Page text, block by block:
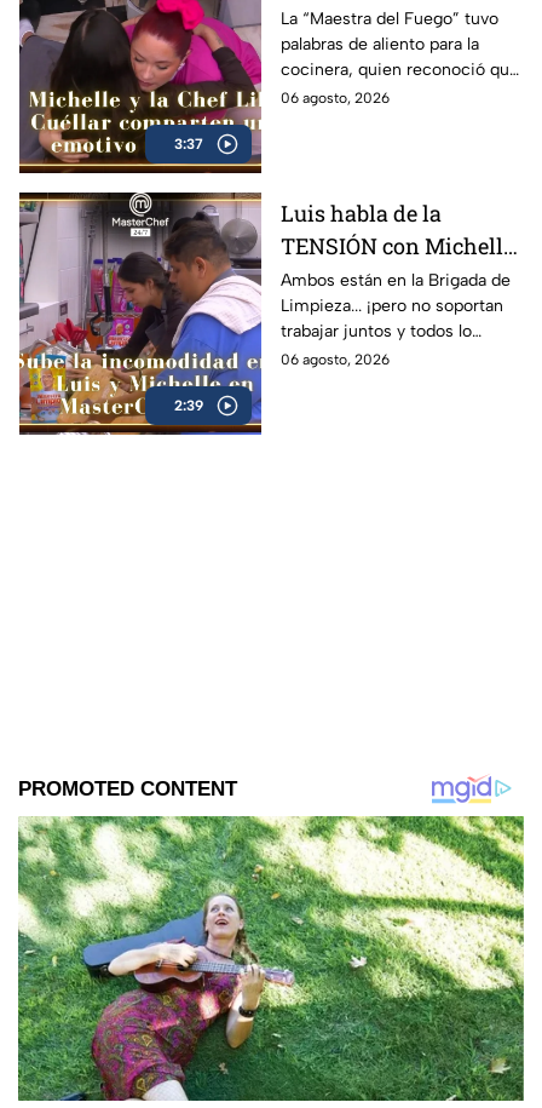
3:37
recibe un poderoso
consejo para NO
rendirse (VIDEO)
La “Maestra del Fuego” tuvo
palabras de aliento para la
cocinera, quien reconoció que
ya no puede más
06 agosto, 2026
2:39
Luis habla de la
TENSIÓN con Michelle
que todos notaron en la
Cocina Oculta de
MasterChef 24/7
(VIDEO)
Ambos están en la Brigada de
Limpieza... ¡pero no soportan
trabajar juntos y todos lo
notaron!
06 agosto, 2026